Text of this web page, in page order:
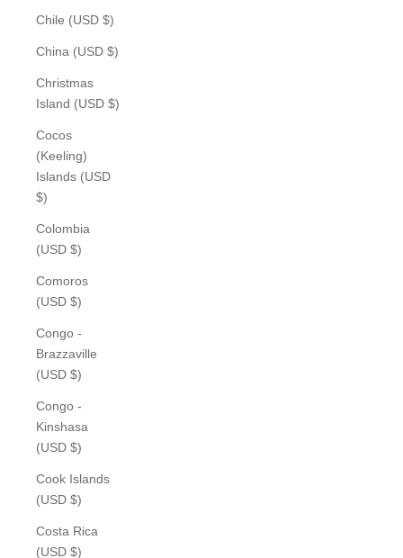
Chile (USD $)
China (USD $)
Christmas
Island (USD $)
Cocos
(Keeling)
Islands (USD
$)
Colombia
(USD $)
Comoros
(USD $)
Congo -
Brazzaville
(USD $)
Congo -
Kinshasa
(USD $)
Cook Islands
(USD $)
Costa Rica
(USD $)